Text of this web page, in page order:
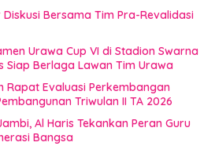
Bersama Tim Pra-Revalidasi
Urawa Cup VI di Stadion Swarna
Siap Berlaga Lawan Tim Urawa
Rapat Evaluasi Perkembangan
Triwulan II TA 2026
Al Haris Tekankan Peran Guru
Bangsa